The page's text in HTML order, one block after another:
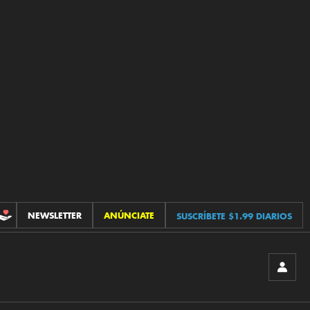
CONTRIBUCIONES
NEWSLETTER ANÚNCIATE SUSCRÍBETE $1.99 DIARIOS